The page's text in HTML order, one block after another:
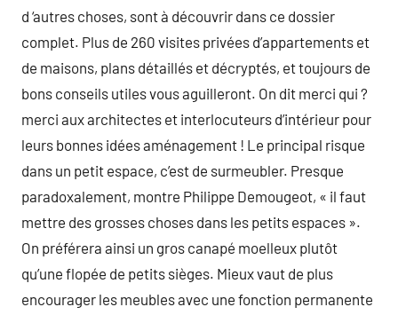
d ‘autres choses, sont à découvrir dans ce dossier
complet. Plus de 260 visites privées d’appartements et
de maisons, plans détaillés et décryptés, et toujours de
bons conseils utiles vous aguilleront. On dit merci qui ?
merci aux architectes et interlocuteurs d’intérieur pour
leurs bonnes idées aménagement ! Le principal risque
dans un petit espace, c’est de surmeubler. Presque
paradoxalement, montre Philippe Demougeot, « il faut
mettre des grosses choses dans les petits espaces ».
On préférera ainsi un gros canapé moelleux plutôt
qu’une flopée de petits sièges. Mieux vaut de plus
encourager les meubles avec une fonction permanente